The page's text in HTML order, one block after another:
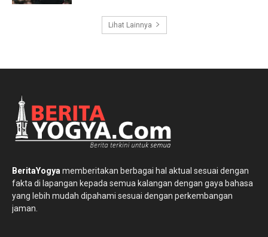
Lihat Lainnya
BeritaYogya memberitakan berbagai hal aktual sesuai dengan
fakta di lapangan kepada semua kalangan dengan gaya bahasa
yang lebih mudah dipahami sesuai dengan perkembangan
jaman.